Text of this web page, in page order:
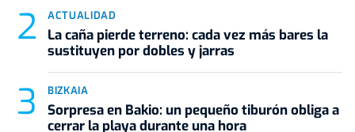
ACTUALIDAD
La caña pierde terreno: cada vez más bares la
sustituyen por dobles y jarras
BIZKAIA
Sorpresa en Bakio: un pequeño tiburón obliga a
cerrar la playa durante una hora